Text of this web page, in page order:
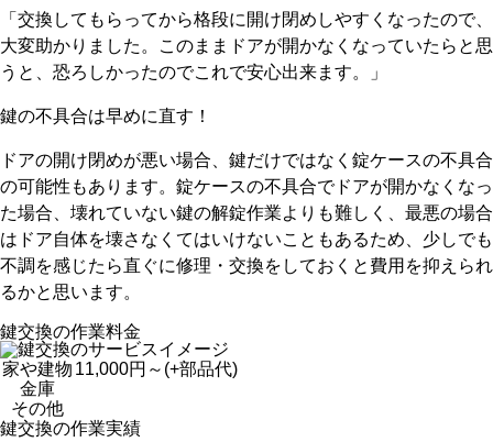
「交換してもらってから格段に開け閉めしやすくなったので、
大変助かりました。このままドアが開かなくなっていたらと思
うと、恐ろしかったのでこれで安心出来ます。」
鍵の不具合は早めに直す！
ドアの開け閉めが悪い場合、鍵だけではなく錠ケースの不具合
の可能性もあります。錠ケースの不具合でドアが開かなくなっ
た場合、壊れていない鍵の解錠作業よりも難しく、最悪の場合
はドア自体を壊さなくてはいけないこともあるため、少しでも
不調を感じたら直ぐに修理・交換をしておくと費用を抑えられ
るかと思います。
鍵交換の作業料金
家や建物 11,000円～ (+部品代)
金庫
その他
鍵交換の作業実績